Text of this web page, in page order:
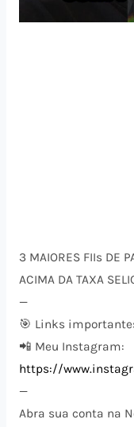
3 MAIORES FIIs DE
ACIMA DA TAXA
—
🎯 Links
📲 Meu Instagram:
https://
—
Abra sua conta na